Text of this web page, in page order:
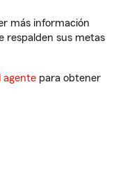
más información
respalden sus metas
agente para obtener